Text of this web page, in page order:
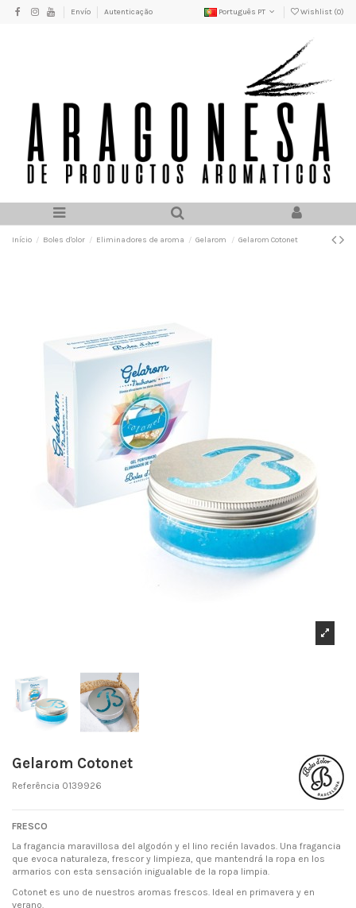
Envío Autenticação Português PT Wishlist (0)
Início Boles d'olor Eliminadores de aroma Gelarom Gelarom Cotonet
Gelarom Cotonet
Referência 0139926
FRESCO
La fragancia maravillosa del algodón y el lino recién lavados. Una fragancia
que evoca naturaleza, frescor y limpieza, que mantendrá la ropa en los
armarios con esta sensación inigualable de la ropa limpia.
Cotonet es uno de nuestros aromas frescos. Ideal en primavera y en
verano.